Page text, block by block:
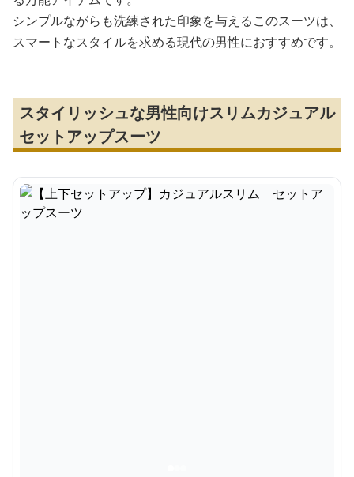
シンプルながらも洗練された印象を与えるこのスーツは、
スマートなスタイルを求める現代の男性におすすめです。
スタイリッシュな男性向けスリムカジュアル
セットアップスーツ